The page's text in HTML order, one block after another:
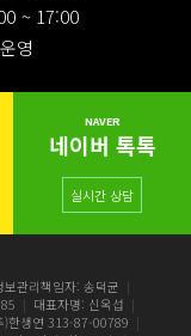
~ 17:00
영
NAVER
네이버 톡톡
실시간 상담
보관리책임자: 송덕균 |
| 대표자명: 신옥섭 |
)한생연 313-87-00789 |